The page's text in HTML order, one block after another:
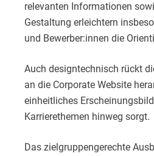
relevanten Informationen
Gestaltung erleichtern
und Bewerber:innen die
Auch designtechnisch rückt
an die Corporate Website
einheitliches
Karrierethemen hinweg sorgt.
Das zielgruppengerechte